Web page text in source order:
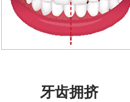
牙齿拥挤